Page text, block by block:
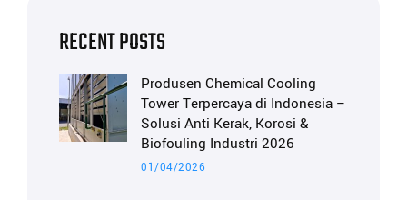
RECENT POSTS
Produsen Chemical Cooling
Tower Terpercaya di Indonesia –
Solusi Anti Kerak, Korosi &
Biofouling Industri 2026
01/04/2026